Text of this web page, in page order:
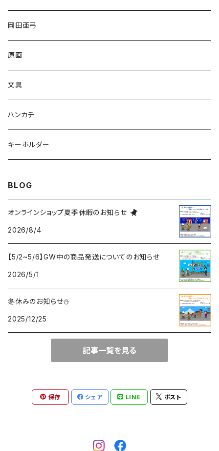
岡田亜弓
原画
文具
ハンカチ
キーホルダー
BLOG
オンラインショップ夏季休暇のお知らせ
2026/8/4
【5/2~5/6】GW中の商品発送についてのお知らせ
2026/5/1
冬休みのお知らせ⛄
2025/12/25
記事一覧を見る
保存 シェア LINE ポスト